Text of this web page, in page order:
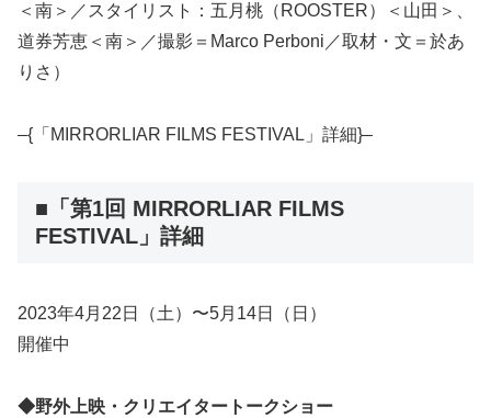
＜南＞／スタイリスト：五月桃（ROOSTER）＜山田＞、
道券芳恵＜南＞／撮影＝Marco Perboni／取材・文＝於あ
りさ）
–{「MIRRORLIAR FILMS FESTIVAL」詳細}–
■「第1回 MIRRORLIAR FILMS
FESTIVAL」詳細
2023年4月22日（土）〜5月14日（日）
開催中
◆野外上映・クリエイタートークショー